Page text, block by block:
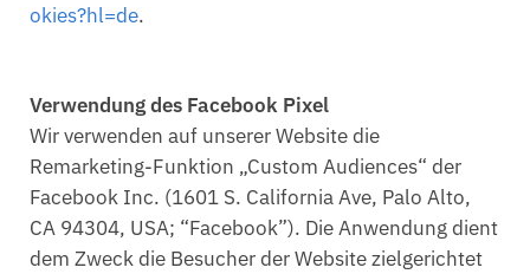
okies?hl=de.
Verwendung des Facebook Pixel
Wir verwenden auf unserer Website die
Remarketing-Funktion „Custom Audiences“ der
Facebook Inc. (1601 S. California Ave, Palo Alto,
CA 94304, USA; “Facebook”). Die Anwendung dient
dem Zweck die Besucher der Website zielgerichtet